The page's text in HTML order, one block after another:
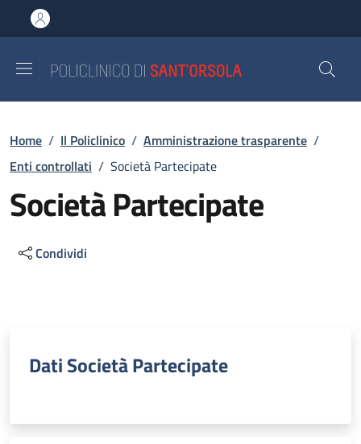
al contenuto principale
to footer content
Briciole di pane
Home / Il Policlinico / Amministrazione trasparente /
Enti controllati / Società Partecipate
Società Partecipate
Condividi
Dati Società Partecipate